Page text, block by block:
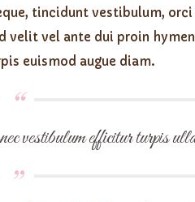
tincidunt vestibulum,
vel ante dui proin
euismod augue diam.
vestibulum efficitur turpis